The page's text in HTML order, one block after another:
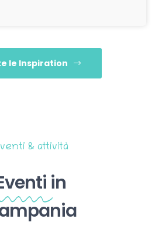
le Inspiration
& attività
in